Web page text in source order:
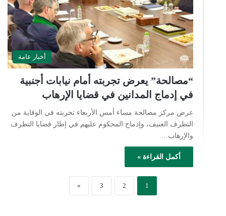
أخبار عامة
“مصالحة” يعرض تجربته أمام نيابات أجنبية
في إدماج المدانين في قضايا الإرهاب
عرض مركز مصالحة مساء أمس الأربعاء تجربته في الوقاية من
التطرف العنيف، وإدماج المحكوم عليهم في إطار قضايا التطرف
والإرهاب…
أكمل القراءة »
1
2
3
»